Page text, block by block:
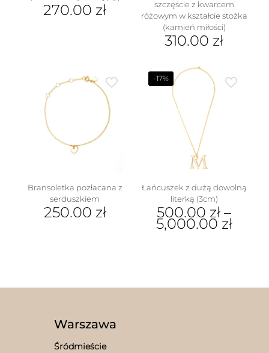
270.00 zł
szczęście z kwarcem
różowym w kształcie stożka
(kamień miłości)
310.00 zł
produkt
wariantów.
Opcje
można
wybrać
na
stronie
produktu
Bransoletka pozłacana z
serduszkiem
250.00 zł
-17%
Łańcuszek z dużą dowolną
literką (3cm)
500.00 zł –
5,000.00 zł
Warszawa
Śródmieście